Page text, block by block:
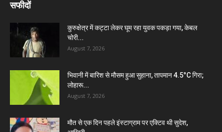
सफीदों
कुरुक्षेत्र में कट्टा लेकर घूम रहा युवक पकड़ा गया, केबल
चोरी...
August 7, 2026
भिवानी में बारिश से मौसम हुआ सुहाना, तापमान 4.5°C गिरा;
लोहारू...
August 7, 2026
मौत से एक दिन पहले इंस्टाग्राम पर एक्टिव थी सुदेश,